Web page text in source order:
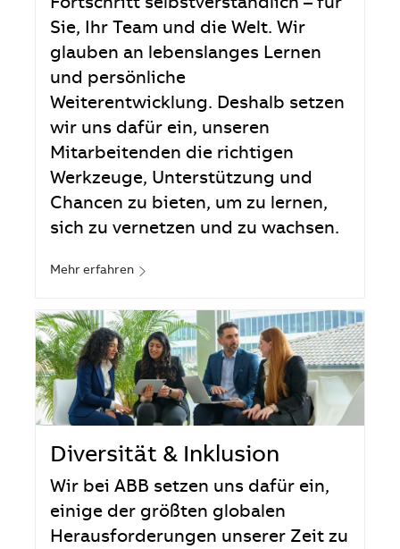
Fortschritt selbstverständlich – für
Sie, Ihr Team und die Welt. Wir
glauben an lebenslanges Lernen
und persönliche
Weiterentwicklung. Deshalb setzen
wir uns dafür ein, unseren
Mitarbeitenden die richtigen
Werkzeuge, Unterstützung und
Chancen zu bieten, um zu lernen,
sich zu vernetzen und zu wachsen.
Mehr erfahren
Diversität & Inklusion
Wir bei ABB setzen uns dafür ein,
einige der größten globalen
Herausforderungen unserer Zeit zu